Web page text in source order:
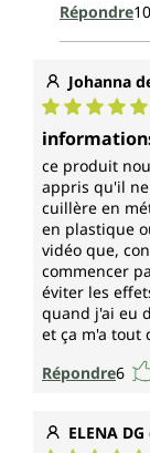
Répondre10
Johanna
Note
ce produit
appris qu'il
cuillère en
en plastique
vidéo que,
commencer
éviter les
quand j'ai eu
et ça m'a tout
Répondre6
ELENA